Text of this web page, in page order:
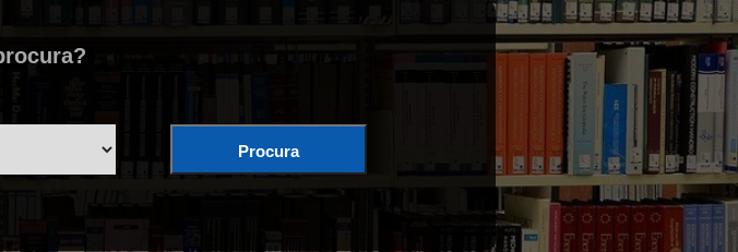
Procura